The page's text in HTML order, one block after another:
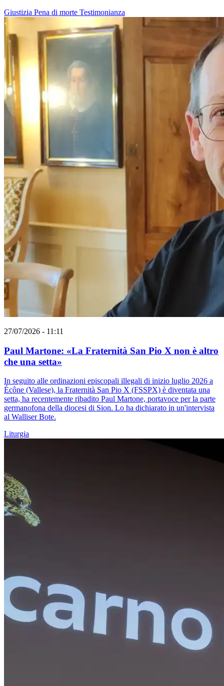
Giustizia Pena di morte Testimonianza
27/07/2026 - 11:11
Paul Martone: «La Fraternità San Pio X non è altro
che una setta»
In seguito alle ordinazioni episcopali illegali di inizio luglio 2026 a
Écône (Vallese), la Fraternità San Pio X (FSSPX) è diventata una
setta, ha recentemente ribadito Paul Martone, portavoce per la parte
germanofona della diocesi di Sion. Lo ha dichiarato in un'intervista
al Walliser Bote.
Liturgia